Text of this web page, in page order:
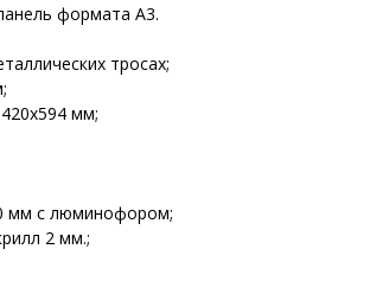
формата А3.
тросах;
мм;
мм с люминофором;
2 мм.;